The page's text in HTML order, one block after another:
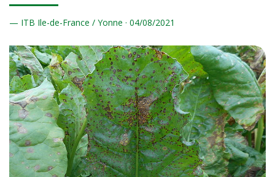
ITB Ile-de-France / Yonne · 04/08/2021